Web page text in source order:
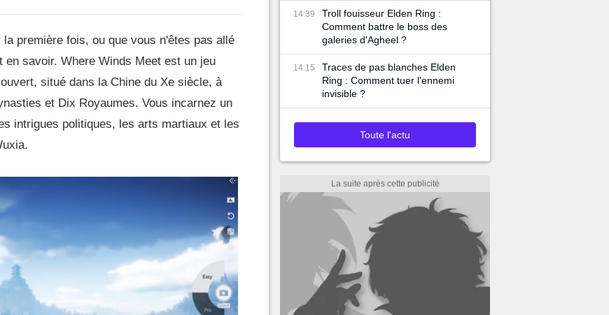
première fois, ou que vous n'êtes pas allé
savoir. Where Winds Meet est un jeu
situé dans la Chine du Xe siècle, à
et Dix Royaumes. Vous incarnez un
intrigues politiques, les arts martiaux et les
14:39
Troll fouisseur Elden Ring :
Comment battre le boss des
galeries d'Agheel ?
14:15
Traces de pas blanches Elden
Ring : Comment tuer l'ennemi
invisible ?
Toute l'actu